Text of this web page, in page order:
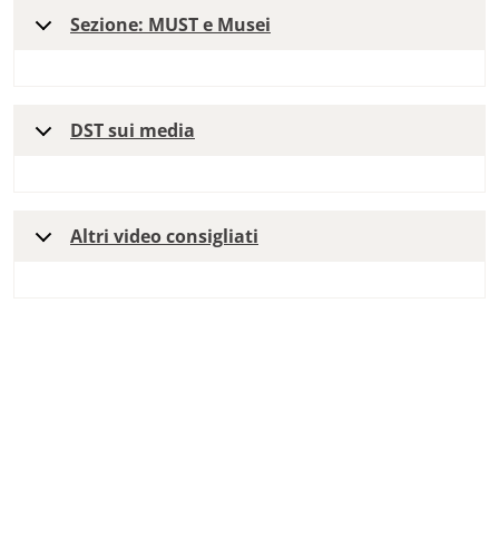
Sezione: MUST e Musei
DST sui media
Altri video consigliati